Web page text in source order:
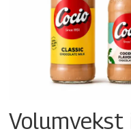
Volumvekst